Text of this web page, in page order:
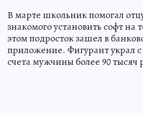
В марте школьник помогал
знакомого установить софт на
этом подросток зашел в
приложение. Фигурант украл с
счета мужчины более 90 тысяч